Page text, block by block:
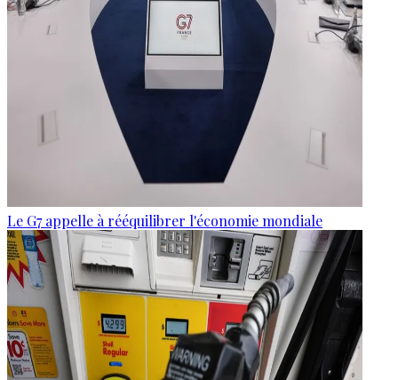
Le G7 appelle à rééquilibrer l'économie mondiale